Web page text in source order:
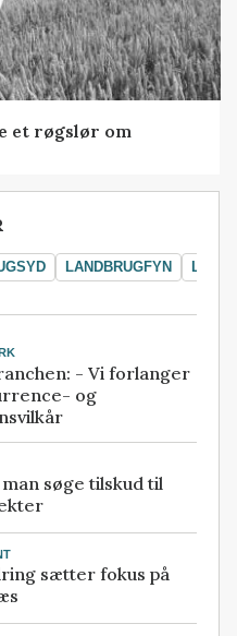
et røgslør om
LANDBRUGFYN
- Vi forlanger
og
søge tilskud til
sætter fokus på